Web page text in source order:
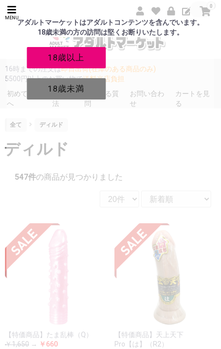
アダルトマーケットはアダルトコンテンツを含んでいます。
18歳未満の方の訪問は堅くお断りいたします。
18歳以上
18歳未満
MENU
0
16時までの注文は即日出荷(在庫のある商品のみ)
5500円以上のお買い物で送料当店負担
初めての方
へ
発送方
法
よくある質
問
お問い合わ
せ
カートを見
る
全て ディルド
ディルド
547件の商品が見つかりました
【特価商品】たま乱棒（Q）
￥1,650 → ￥660
【特価商品】天上天下
Pro【は】（R2）